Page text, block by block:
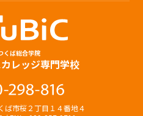
くば総合学院
レッジ専門学校
ば市桜２丁目１４番地４